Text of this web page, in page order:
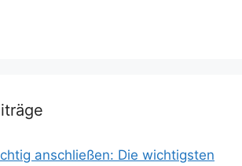
anschließen: Die wichtigsten